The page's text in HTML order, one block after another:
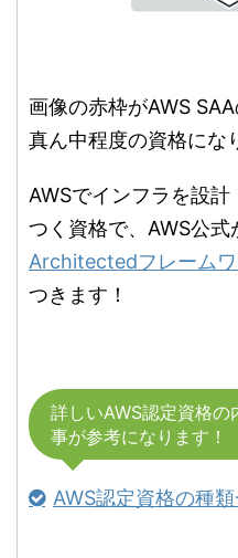
画像の赤枠がAWS
真ん中程度の資格にな
AWSでインフラを設
つく資格で、AWS公式
Architectedフレームワ
つきます！
詳しいAWS認定資格
事が参考になります！
AWS認定資格の種